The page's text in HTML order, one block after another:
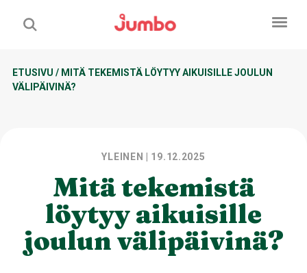
ETUSIVU / MITÄ TEKEMISTÄ LÖYTYY AIKUISILLE JOULUN
VÄLIPÄIVINÄ?
YLEINEN | 19.12.2025
Mitä tekemistä
löytyy aikuisille
joulun välipäivinä?